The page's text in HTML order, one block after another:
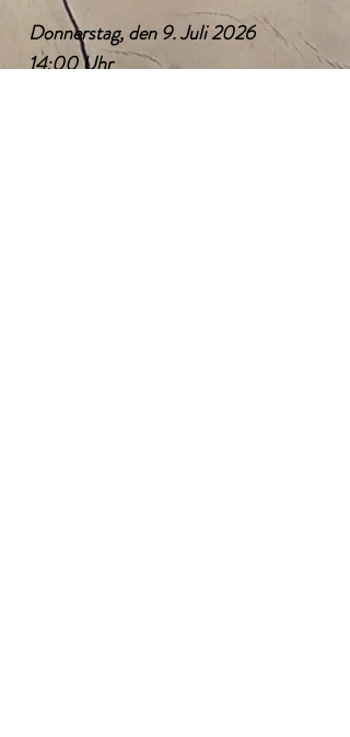
Donnerstag, den 9. Juli 2026
14:00 Uhr